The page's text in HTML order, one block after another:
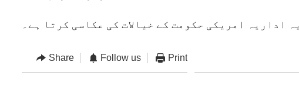
یہ اداریہ امریکی حکومت کے خیالات کی عکاسی کرتا ہے۔
Share Follow us Print